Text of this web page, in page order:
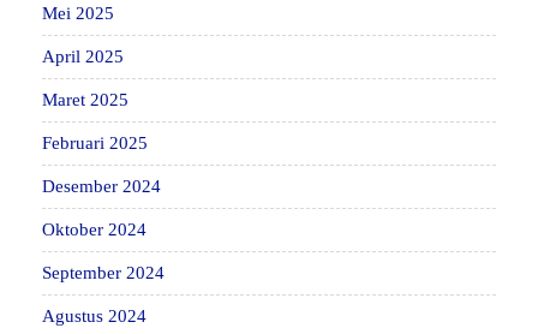
Mei 2025
April 2025
Maret 2025
Februari 2025
Desember 2024
Oktober 2024
September 2024
Agustus 2024